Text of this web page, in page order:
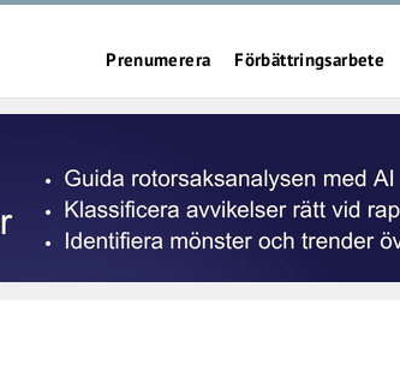
Prenumerera Förbättringsarbete